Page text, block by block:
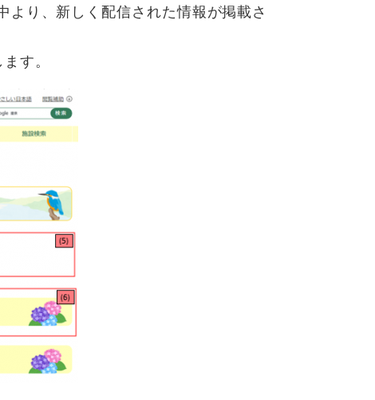
より、新しく配信された情報が掲載さ
す。